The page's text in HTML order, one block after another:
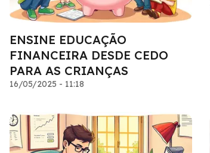
ENSINE EDUCAÇÃO
FINANCEIRA DESDE CEDO
PARA AS CRIANÇAS
16/05/2025 - 11:18